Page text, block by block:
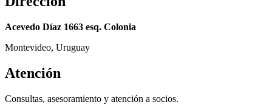
Acevedo Díaz 1663 esq. Colonia
Montevideo, Uruguay
Atención
Consultas, asesoramiento y atención a socios.